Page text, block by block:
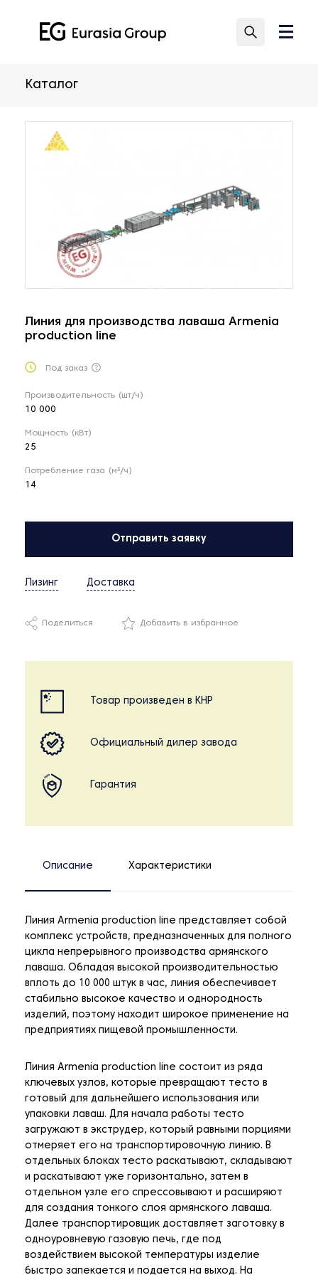
Каталог
Линия для производства лаваша Armenia
production line
Под заказ
Производительность (шт/ч)
10 000
Мощность (кВт)
25
Потребление газа (м³/ч)
14
Отправить заявку
Лизинг Доставка
Поделиться Добавить в избранное
Товар произведен в КНР
Официальный дилер завода
Гарантия
Описание Характеристики
Линия Armenia production line представляет собой
комплекс устройств, предназначенных для полного
цикла непрерывного производства армянского
лаваша. Обладая высокой производительностью
вплоть до 10 000 штук в час, линия обеспечивает
стабильно высокое качество и однородность
изделий, поэтому находит широкое применение на
предприятиях пищевой промышленности.
Линия Armenia production line состоит из ряда
ключевых узлов, которые превращают тесто в
готовый для дальнейшего использования или
упаковки лаваш. Для начала работы тесто
загружают в экструдер, который равными порциями
отмеряет его на транспортировочную линию. В
отдельных блоках тесто раскатывают, складывают
и раскатывают уже горизонтально, затем в
отдельном узле его спрессовывают и расширяют
для создания тонкого слоя армянского лаваша.
Далее транспортировщик доставляет заготовку в
одноуровневую газовую печь, где под
воздействием высокой температуры изделие
быстро запекается и подается на выход. На